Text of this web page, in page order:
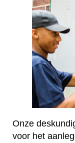
Onze
voor het